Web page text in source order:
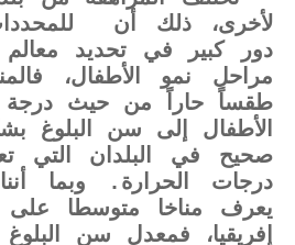
لأخرى، ذلك أن
دور كبير في تحديد
مراحل نمو الأطفال،
طقساً حاراً من حيث درجة
الأطفال إلى سن البلوغ
صحيح في البلدان التي
درجات الحرارة. وبما
يعرف مناخا متوسطا
إفريقيا، فمعدل سن